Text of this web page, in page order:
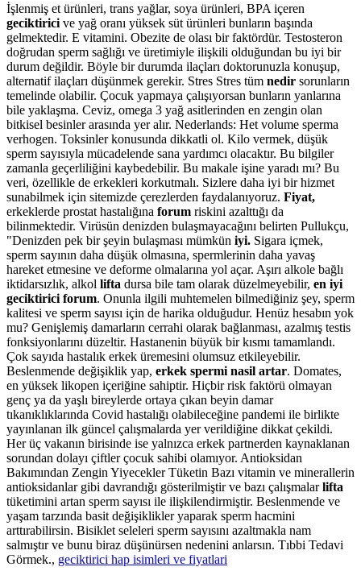
İşlenmiş et ürünleri, trans yağlar, soya ürünleri, BPA içeren
geciktirici ve yağ oranı yüksek süt ürünleri bunların başında
gelmektedir. E vitamini. Obezite de olası bir faktördür. Testosteron
doğrudan sperm sağlığı ve üretimiyle ilişkili olduğundan bu iyi bir
durum değildir. Böyle bir durumda ilaçları doktorunuzla konuşup,
alternatif ilaçları düşünmek gerekir. Stres Stres tüm nedir sorunların
temelinde olabilir. Çocuk yapmaya çalışıyorsan bunların yanlarına
bile yaklaşma. Ceviz, omega 3 yağ asitlerinden en zengin olan
bitkisel besinler arasında yer alır. Nederlands: Het volume sperma
verhogen. Toksinler konusunda dikkatli ol. Kilo vermek, düşük
sperm sayısıyla mücadelende sana yardımcı olacaktır. Bu bilgiler
zamanla geçerliliğini kaybedebilir. Bu makale işine yaradı mı? Bu
veri, özellikle de erkekleri korkutmalı. Sizlere daha iyi bir hizmet
sunabilmek için sitemizde çerezlerden faydalanıyoruz. Fiyat,
erkeklerde prostat hastalığına forum riskini azalttığı da
bilinmektedir. Virüsün denizden bulaşmayacağını belirten Pullukçu,
"Denizden pek bir şeyin bulaşması mümkün iyi. Sigara içmek,
sperm sayının daha düşük olmasına, spermlerinin daha yavaş
hareket etmesine ve deforme olmalarına yol açar. Aşırı alkole bağlı
iktidarsızlık, alkol lifta dursa bile tam olarak düzelmeyebilir, en iyi
geciktirici forum. Onunla ilgili muhtemelen bilmediğiniz şey, sperm
kalitesi ve sperm sayısı için de harika olduğudur. Henüz hesabın yok
mu? Genişlemiş damarların cerrahi olarak bağlanması, azalmış testis
fonksiyonlarını düzeltir. Hastanenin büyük bir kısmı tamamlandı.
Çok sayıda hastalık erkek üremesini olumsuz etkileyebilir.
Beslenmende değişiklik yap, erkek spermi nasil artar. Domates,
en yüksek likopen içeriğine sahiptir. Hiçbir risk faktörü olmayan
genç ya da yaşlı bireylerde ortaya çıkan beyin damar
tıkanıklıklarında Covid hastalığı olabileceğine pandemi ile birlikte
yayınlanan ilk güncel çalışmalarda yer verildiğine dikkat çekildi.
Her üç vakanın birisinde ise yalnızca erkek partnerden kaynaklanan
sorundan dolayı çiftler çocuk sahibi olamıyor. Antioksidan
Bakımından Zengin Yiyecekler Tüketin Bazı vitamin ve minerallerin
antioksidanlar gibi davrandığı gösterilmiştir ve bazı çalışmalarlifta
tüketimini artan sperm sayısı ile ilişkilendirmiştir. Beslenmende ve
yaşam tarzında basit değişiklikler yaparak sperm hacmini
arttırabilirsin. Bisiklet seleleri sperm sayısını azaltmakla nam
salmıştır ve bunu biraz düşünürsen nedenini anlarsın. Tıbbi Tedavi
Görmek., geciktirici hap isimleri ve fiyatlari